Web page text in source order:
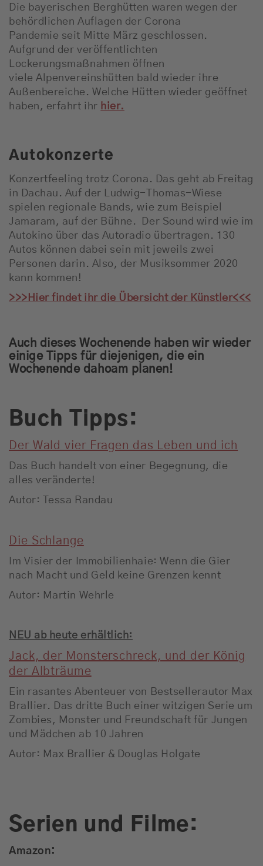
Die bayerischen Berghütten waren wegen der
behördlichen Auflagen der Corona
Pandemie seit Mitte März geschlossen.
Aufgrund der veröffentlichten
Lockerungsmaßnahmen öffnen
viele Alpenvereinshütten bald wieder ihre
Außenbereiche. Welche Hütten wieder geöffnet
haben, erfahrt ihr hier.
Autokonzerte
Konzertfeeling trotz Corona. Das geht ab Freitag
in Dachau. Auf der Ludwig-Thomas-Wiese
spielen regionale Bands, wie zum Beispiel
Jamaram, auf der Bühne. Der Sound wird wie im
Autokino über das Autoradio übertragen. 130
Autos können dabei sein mit jeweils zwei
Personen darin. Also, der Musiksommer 2020
kann kommen!
>>>Hier findet ihr die Übersicht der Künstler<<<
Auch dieses Wochenende haben wir wieder
einige Tipps für diejenigen, die ein
Wochenende dahoam planen!
Buch Tipps:
Der Wald vier Fragen das Leben und ich
Das Buch handelt von einer Begegnung, die
alles veränderte!
Autor: Tessa Randau
Die Schlange
Im Visier der Immobilienhaie: Wenn die Gier
nach Macht und Geld keine Grenzen kennt
Autor: Martin Wehrle
NEU ab heute erhältlich:
Jack, der Monsterschreck, und der König
der Albträume
Ein rasantes Abenteuer von Bestsellerautor Max
Brallier. Das dritte Buch einer witzigen Serie um
Zombies, Monster und Freundschaft für Jungen
und Mädchen ab 10 Jahren
Autor: Max Brallier & Douglas Holgate
Serien und Filme:
Amazon: